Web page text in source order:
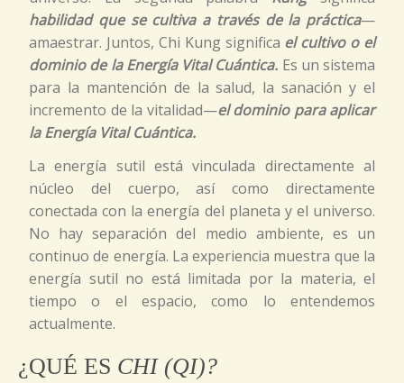
habilidad que se cultiva a través de la práctica—
amaestrar. Juntos, Chi Kung significa el cultivo o el
dominio de la Energía Vital Cuántica. Es un sistema
para la mantención de la salud, la sanación y el
incremento de la vitalidad—el dominio para aplicar
la Energía Vital Cuántica.
La energía sutil está vinculada directamente al
núcleo del cuerpo, así como directamente
conectada con la energía del planeta y el universo.
No hay separación del medio ambiente, es un
continuo de energía. La experiencia muestra que la
energía sutil no está limitada por la materia, el
tiempo o el espacio, como lo entendemos
actualmente.
¿QUÉ ES CHI (QI)?